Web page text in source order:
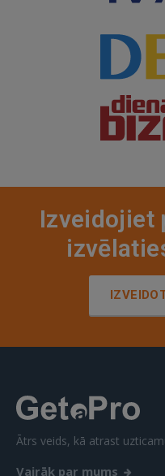
Izveidojiet
Ātrs veids, kā atrast
Vairāk par mums